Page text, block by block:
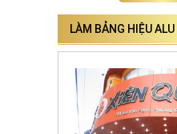
LÀM BẢNG HIỆU